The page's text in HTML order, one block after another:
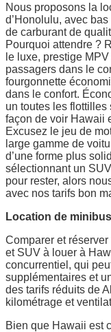
Nous proposons la
d’Honolulu, avec
de carburant de
Pourquoi attendre ?
le luxe, prestige
passagers dans le
fourgonnette
dans le confort.
un toutes les
façon de voir Hawaii
Excusez le jeu de
large gamme de
d’une forme plus
sélectionnant un
pour rester, alors
avec nos tarifs bon
Location de minibus
Comparer et
et SUV à louer à
concurrentiel, qui
supplémentaires et
des tarifs réduits de
kilométrage et
Bien que Hawaii est